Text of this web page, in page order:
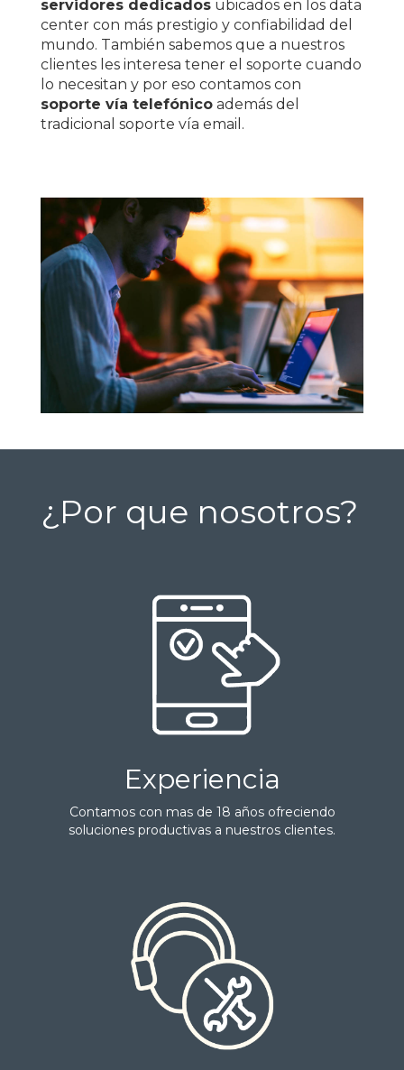
servidores dedicados ubicados en los data
center con más prestigio y confiabilidad del
mundo. También sabemos que a nuestros
clientes les interesa tener el soporte cuando
lo necesitan y por eso contamos con
soporte vía telefónico además del
tradicional soporte vía email.
¿Por que nosotros?
Experiencia
Contamos con mas de 18 años ofreciendo
soluciones productivas a nuestros clientes.